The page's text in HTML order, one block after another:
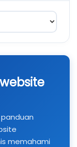
memahami